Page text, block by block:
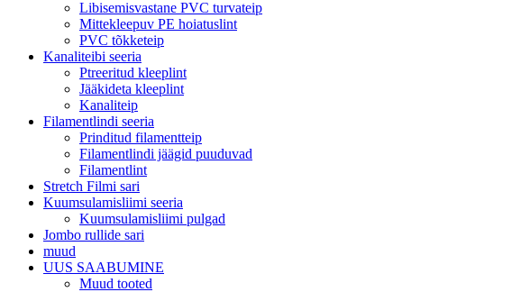
Libisemisvastane PVC turvateip
Mittekleepuv PE hoiatuslint
PVC tõkketeip
Kanaliteibi seeria
Ptreeritud kleeplint
Jääkideta kleeplint
Kanaliteip
Filamentlindi seeria
Prinditud filamentteip
Filamentlindi jäägid puuduvad
Filamentlint
Stretch Filmi sari
Kuumsulamisliimi seeria
Kuumsulamisliimi pulgad
Jombo rullide sari
muud
UUS SAABUMINE
Muud tooted